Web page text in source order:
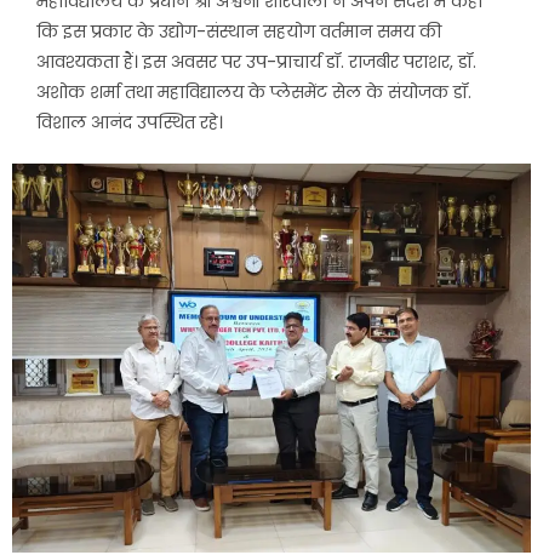
कि इस प्रकार के उद्योग-संस्थान सहयोग वर्तमान समय की
आवश्यकता हैं। इस अवसर पर उप-प्राचार्य डॉ. राजबीर पराशर, डॉ.
अशोक शर्मा तथा महाविद्यालय के प्लेसमेंट सेल के संयोजक डॉ.
विशाल आनंद उपस्थित रहे।